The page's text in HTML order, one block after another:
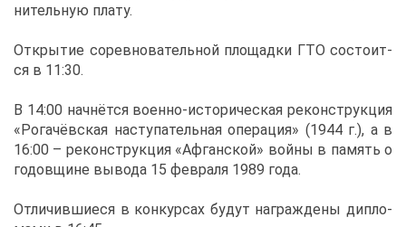
ни­тель­ную пла­ту.
От­кры­тие со­рев­но­ва­тель­ной пло­щад­ки ГТО со­сто­ит­
ся в 11:30.
В 14:00 нач­нёт­ся во­ен­но-ис­то­ри­че­ская ре­кон­струк­ция
«Ро­га­чёв­ская на­сту­па­тель­ная опе­ра­ция» (1944 г.), а в
16:00 – ре­кон­струк­ция «Аф­ган­ской» вой­ны в па­мять о
го­дов­щине вы­во­да 15 фев­ра­ля 1989 го­да.
От­ли­чив­ши­е­ся в кон­кур­сах бу­дут на­граж­де­ны ди­пло­